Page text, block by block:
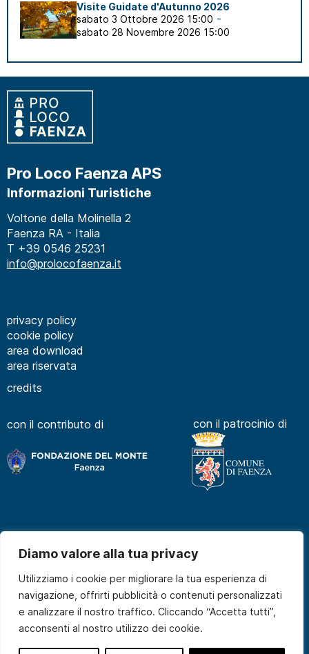
Diamo valore alla tua privacy
Utilizziamo i cookie per migliorare la tua esperienza di
navigazione, offrirti pubblicità o contenuti personalizzati
e analizzare il nostro traffico. Cliccando “Accetta tutti”,
acconsenti al nostro utilizzo dei cookie.
Visite Guidate d'Autunno 2026
sabato 3 Ottobre 2026 15:00 -
sabato 28 Novembre 2026 15:00
Pro Loco Faenza APS
Informazioni Turistiche
Voltone della Molinella 2
Faenza RA - Italia
T +39 0546 25231
info@prolocofaenza.it
privacy policy
cookie policy
area download
area riservata
credits
con il patrocinio di
con il contributo di